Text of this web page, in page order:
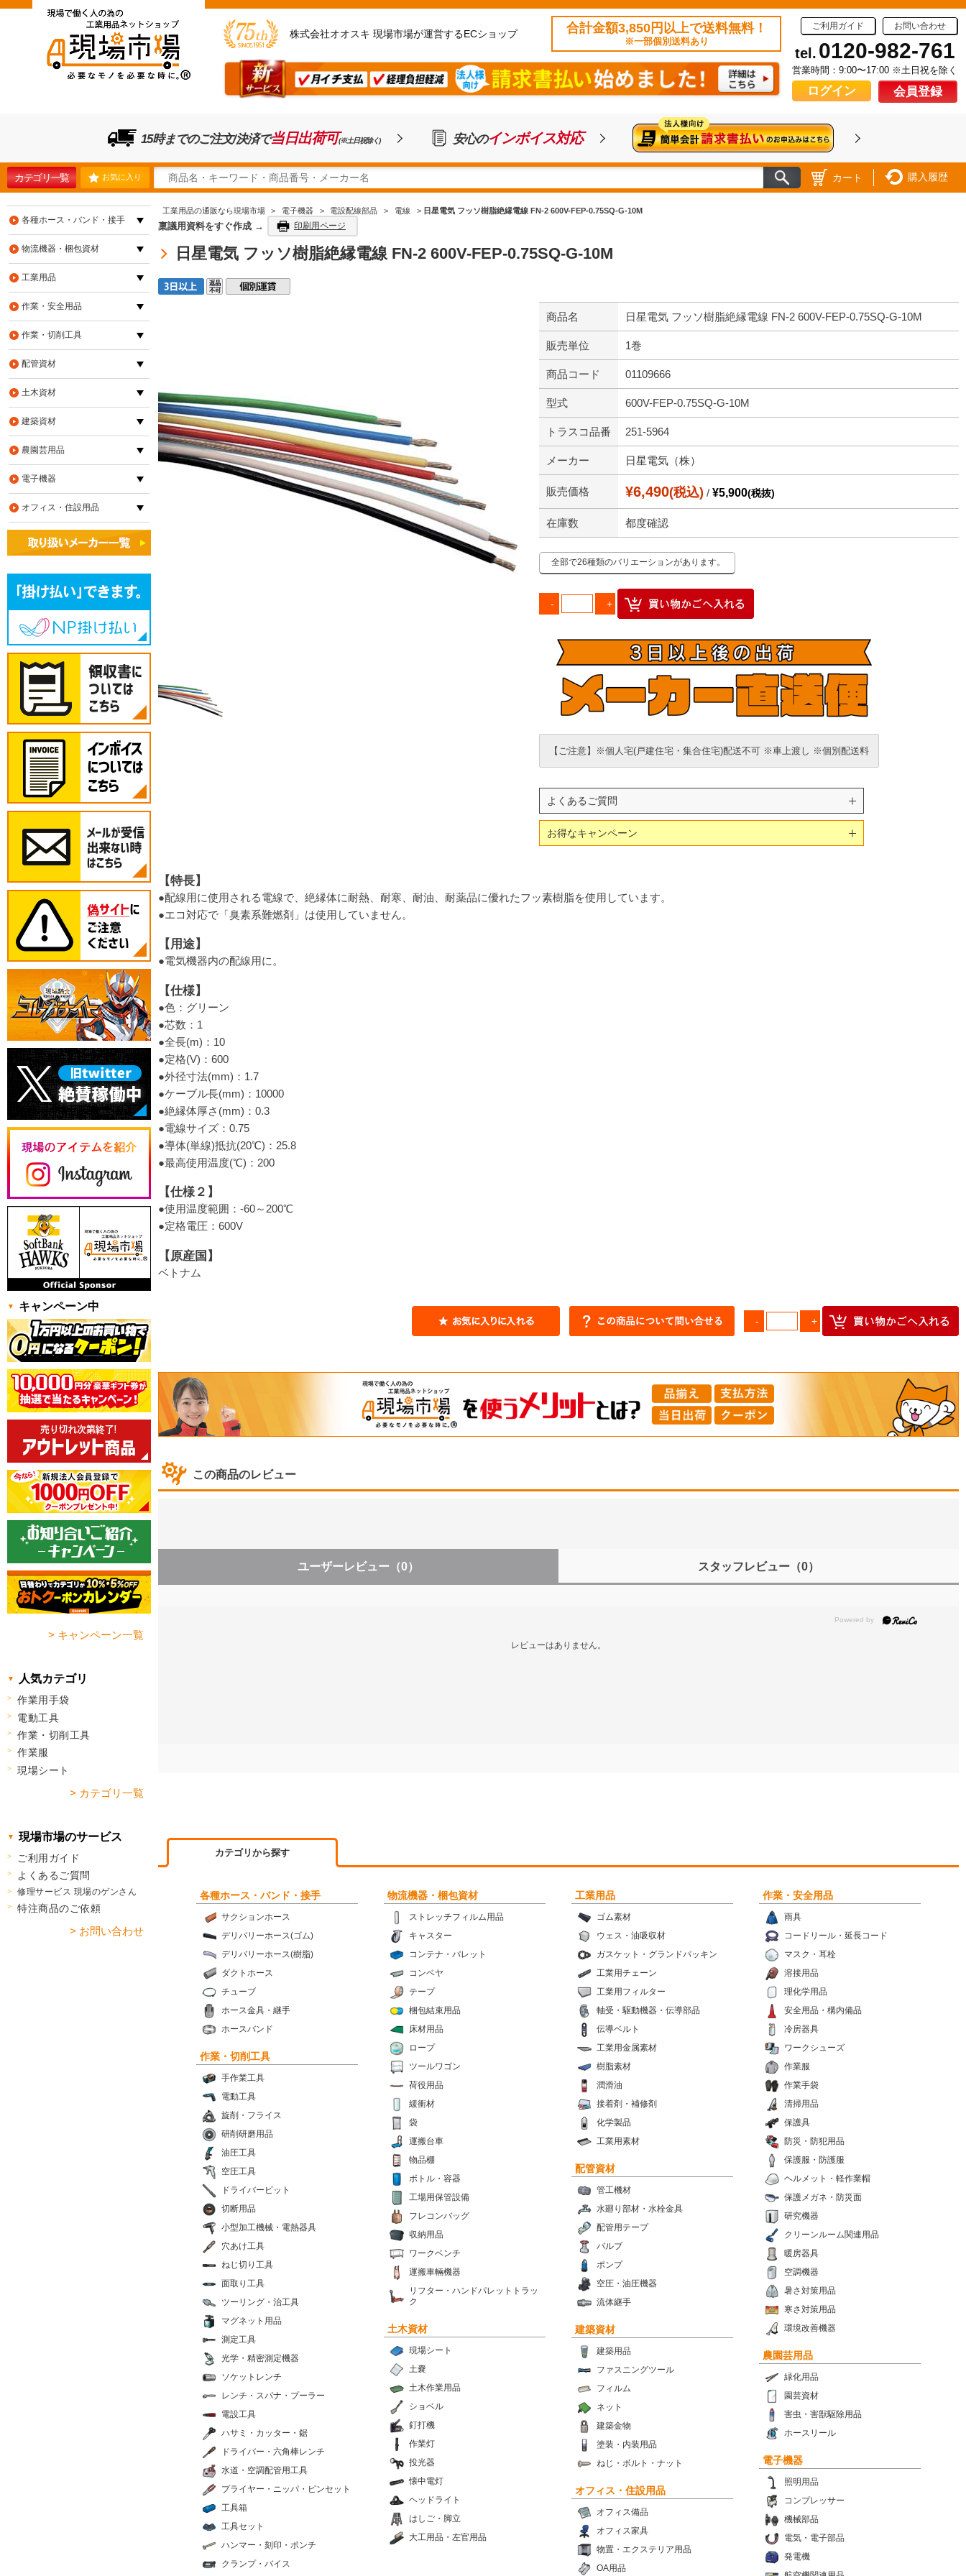
株式会社オオスキ 現場市場が運営するECショップ 合計金額3,850円以上で送料無料！
※一部個別送料あり
ご利用ガイド お問い合わせ
tel. 0120-982-761
営業時間：9:00〜17:00 ※土日祝を除く
ログイン 会員登録
15時までのご注文/決済で当日出荷可(※土日祝除く) 安心のインボイス対応
カテゴリ一覧 お気に入り カート 購入履歴
工業用品の通販なら現場市場 > 電子機器 > 電設配線部品 > 電線 > 日星電気 フッソ樹脂絶縁電線 FN-2 600V-FEP-0.75SQ-G-10M
稟議用資料をすぐ作成 → 印刷用ページ
日星電気 フッソ樹脂絶縁電線 FN-2 600V-FEP-0.75SQ-G-10M
商品名 日星電気 フッソ樹脂絶縁電線 FN-2 600V-FEP-0.75SQ-G-10M
販売単位 1巻
商品コード 01109666
型式 600V-FEP-0.75SQ-G-10M
トラスコ品番 251-5964
メーカー 日星電気（株）
販売価格 ¥6,490(税込) / ¥5,900(税抜)
在庫数 都度確認
全部で26種類のバリエーションがあります。
【ご注意】※個人宅(戸建住宅・集合住宅)配送不可 ※車上渡し ※個別配送料
よくあるご質問
お得なキャンペーン
【特長】
●配線用に使用される電線で、絶縁体に耐熱、耐寒、耐油、耐薬品に優れたフッ素樹脂を使用しています。
●エコ対応で「臭素系難燃剤」は使用していません。
【用途】
●電気機器内の配線用に。
【仕様】
●色：グリーン
●芯数：1
●全長(m)：10
●定格(V)：600
●外径寸法(mm)：1.7
●ケーブル長(mm)：10000
●絶縁体厚さ(mm)：0.3
●電線サイズ：0.75
●導体(単線)抵抗(20℃)：25.8
●最高使用温度(℃)：200
【仕様２】
●使用温度範囲：-60～200℃
●定格電圧：600V
【原産国】
ベトナム
この商品のレビュー
ユーザーレビュー （0） スタッフレビュー （0）
レビューはありません。
カテゴリから探す
各種ホース・バンド・接手
サクションホース
デリバリーホース(ゴム)
デリバリーホース(樹脂)
ダクトホース
チューブ
ホース金具・継手
ホースバンド
物流機器・梱包資材
ストレッチフィルム用品
キャスター
コンテナ・パレット
コンベヤ
テープ
梱包結束用品
床材用品
ロープ
ツールワゴン
荷役用品
緩衝材
袋
運搬台車
物品棚
ボトル・容器
工場用保管設備
フレコンバッグ
収納用品
ワークベンチ
運搬車輛機器
リフター・ハンドパレットトラッ
ク
工業用品
ゴム素材
ウェス・油吸収材
ガスケット・グランドパッキン
工業用チェーン
工業用フィルター
軸受・駆動機器・伝導部品
伝導ベルト
工業用金属素材
樹脂素材
潤滑油
接着剤・補修剤
化学製品
工業用素材
作業・安全用品
雨具
コードリール・延長コード
マスク・耳栓
溶接用品
理化学用品
安全用品・構内備品
冷房器具
ワークシューズ
作業服
作業手袋
清掃用品
保護具
防災・防犯用品
保護服・防護服
ヘルメット・軽作業帽
保護メガネ・防災面
研究機器
クリーンルーム関連用品
暖房器具
空調機器
暑さ対策用品
寒さ対策用品
環境改善機器
作業・切削工具
手作業工具
電動工具
旋削・フライス
研削研磨用品
油圧工具
空圧工具
ドライバービット
切断用品
小型加工機械・電熱器具
穴あけ工具
ねじ切り工具
面取り工具
ツーリング・治工具
マグネット用品
測定工具
光学・精密測定機器
ソケットレンチ
レンチ・スパナ・プーラー
電設工具
ハサミ・カッター・鋸
ドライバー・六角棒レンチ
水道・空調配管用工具
プライヤー・ニッパ・ピンセット
工具箱
工具セット
ハンマー・刻印・ポンチ
クランプ・バイス
配管資材
管工機材
水廻り部材・水栓金具
配管用テープ
バルブ
ポンプ
空圧・油圧機器
流体継手
土木資材
現場シート
土嚢
土木作業用品
ショベル
釘打機
作業灯
投光器
懐中電灯
ヘッドライト
はしご・脚立
大工用品・左官用品
建築資材
建築用品
ファスニングツール
フィルム
ネット
建築金物
塗装・内装用品
ねじ・ボルト・ナット
農園芸用品
緑化用品
園芸資材
害虫・害獣駆除用品
ホースリール
電子機器
照明用品
コンプレッサー
機械部品
電気・電子部品
発電機
オフィス・住設用品
オフィス備品
オフィス家具
物置・エクステリア用品
OA用品
各種ホース・バンド・接手
物流機器・梱包資材
工業用品
作業・安全用品
作業・切削工具
配管資材
土木資材
建築資材
農園芸用品
電子機器
オフィス・住設用品
キャンペーン中
> キャンペーン一覧
人気カテゴリ
作業用手袋
電動工具
作業・切削工具
作業服
現場シート
> カテゴリ一覧
現場市場のサービス
ご利用ガイド
よくあるご質問
修理サービス 現場のゲンさん
特注商品のご依頼
> お問い合わせ